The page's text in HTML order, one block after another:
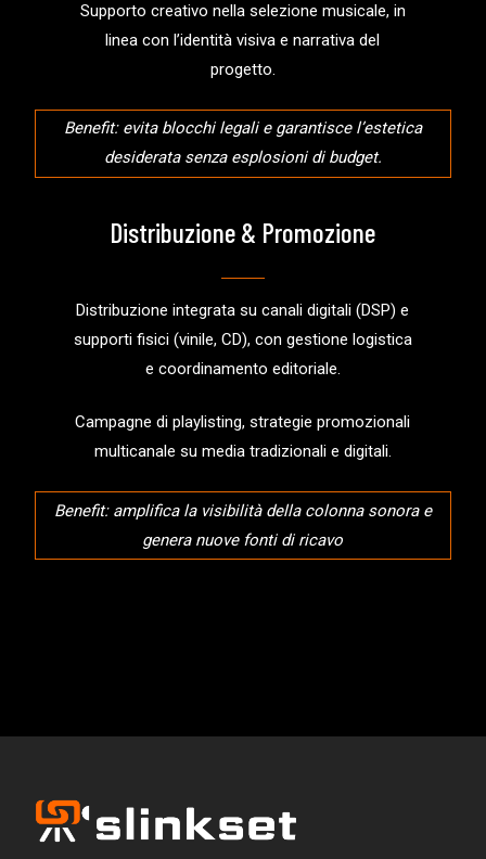
Supporto creativo nella selezione musicale, in
linea con l’identità visiva e narrativa del
progetto.
Benefit: evita blocchi legali e garantisce l’estetica
desiderata senza esplosioni di budget.
Distribuzione & Promozione
Distribuzione integrata su canali digitali (DSP) e
supporti fisici (vinile, CD), con gestione logistica
e coordinamento editoriale.
Campagne di playlisting, strategie promozionali
multicanale su media tradizionali e digitali.
Benefit: amplifica la visibilità della colonna sonora e
genera nuove fonti di ricavo